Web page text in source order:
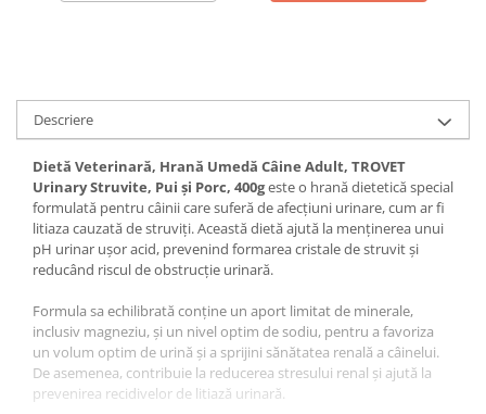
Descriere
Dietă Veterinară, Hrană Umedă Câine Adult, TROVET
Urinary Struvite, Pui și Porc, 400geste o hrană dietetică special
formulată pentru câinii care suferă de afecțiuni urinare, cum ar fi
litiaza cauzată de struviți. Această dietă ajută la menținerea unui
pH urinar ușor acid, prevenind formarea cristale de struvit și
reducând riscul de obstrucție urinară.
Formula sa echilibrată conține un aport limitat de minerale,
inclusiv magneziu, și un nivel optim de sodiu, pentru a favoriza
un volum optim de urină și a sprijini sănătatea renală a câinelui.
De asemenea, contribuie la reducerea stresului renal și ajută la
prevenirea recidivelor de litiază urinară.